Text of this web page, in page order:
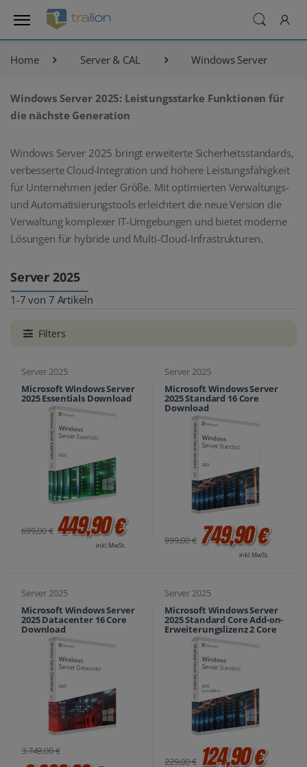
Home Server & CAL Windows Server
Windows Server 2025: Leistungsstarke Funktionen für
die nächste Generation
Windows Server 2025 bringt erweiterte Sicherheitsstandards,
verbesserte Cloud-Integration und höhere Leistungsfähigkeit
für Unternehmen jeder Größe. Mit optimierten Verwaltungs-
und Automatisierungstools erleichtert die neue Version die
Verwaltung komplexer IT-Umgebungen und bietet moderne
Lösungen für hybride und Multi-Cloud-Infrastrukturen.
Server 2025
1-7 von 7 Artikeln
Filters
Server 2025
Microsoft Windows Server
2025 Essentials Download
699,00 € 449,90 €
inkl. MwSt.
Server 2025
Microsoft Windows Server
2025 Standard 16 Core
Download
999,00 € 749,90 €
inkl. MwSt.
Server 2025
Microsoft Windows Server
2025 Datacenter 16 Core
Download
3.749,00 €
Server 2025
Microsoft Windows Server
2025 Standard Core Add-on-
Erweiterungslizenz 2 Core
229,00 € 124,90 €